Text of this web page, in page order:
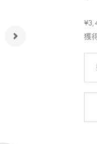
獲